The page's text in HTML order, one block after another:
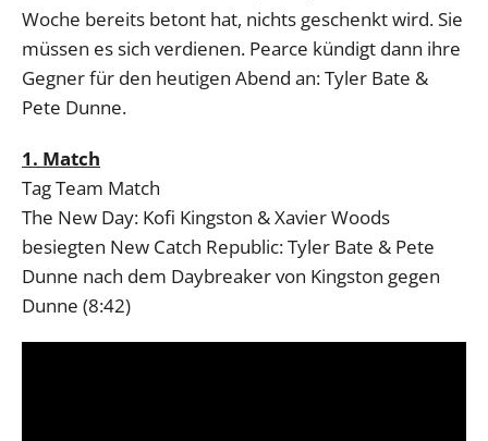
Woche bereits betont hat, nichts geschenkt wird. Sie
müssen es sich verdienen. Pearce kündigt dann ihre
Gegner für den heutigen Abend an: Tyler Bate &
Pete Dunne.
1. Match
Tag Team Match
The New Day: Kofi Kingston & Xavier Woods
besiegten New Catch Republic: Tyler Bate & Pete
Dunne nach dem Daybreaker von Kingston gegen
Dunne (8:42)